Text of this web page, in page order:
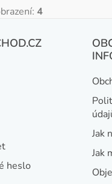
4
heslo
Jak
Jak